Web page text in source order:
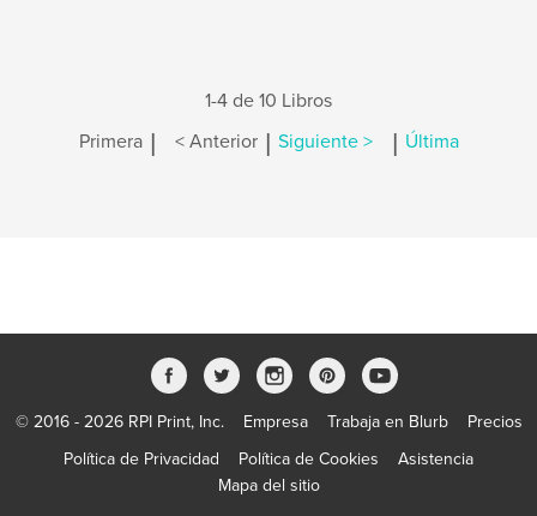
1-4 de 10 Libros
Primera | < Anterior | Siguiente > | Última
© 2016 - 2026 RPI Print, Inc. Empresa Trabaja en Blurb
Precios
Política de Privacidad
Política de Cookies
Asistencia
Mapa del sitio